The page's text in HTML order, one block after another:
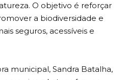
O objetivo é reforçar
a biodiversidade e
seguros, acessíveis e
municipal, Sandra Batalha,